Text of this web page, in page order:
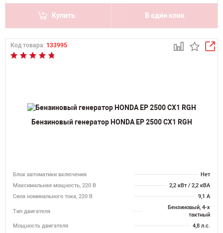
Купить В один клик
Код товара: 133995
Бензиновый генератор HONDA EP 2500 CX1 RGH
Блок автоматики включения
Нет
Максимальная мощность, 220 В
2,2 кВт / 2,2 кВА
Сила номинального тока, 220 В
9,1 А
Тип двигателя
Бензиновый, 4-х
тактный
Мощность двигателя
4,8 л.с.